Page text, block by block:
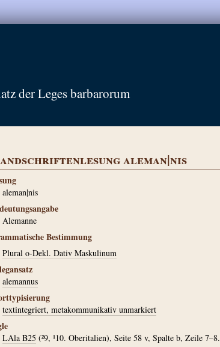
der Leges barbarorum
aleman|nis
aleman|nis
Alemanne
Bestimmung
Plural o-Dekl. Dativ Maskulinum
alemannus
textintegriert, metakommunikativ unmarkiert
LAla B25 (²9, ¹10. Oberitalien), Seite 58 v, Spalte b, Zeile 7–8.